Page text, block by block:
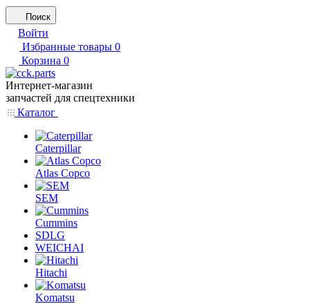
Поиск
Войти
Избранные товары 0
Корзина 0
Интернет-магазин
запчастей для спецтехники
Каталог
Caterpillar
Atlas Copco
SEM
Cummins
SDLG
WEICHAI
Hitachi
Komatsu